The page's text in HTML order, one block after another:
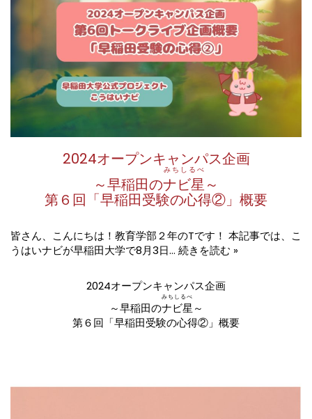
2024オープンキャンパス企画
～早稲田のナビ星
みちしるべ
～
第６回「早稲田受験の心得②」概要
皆さん、こんにちは！教育学部２年のTです！ 本記事では、こ
うはいナビが早稲田大学で8月3日… 続きを読む »
2024オープンキャンパス企画
～早稲田のナビ星
みちしるべ
～
第６回「早稲田受験の心得②」概要